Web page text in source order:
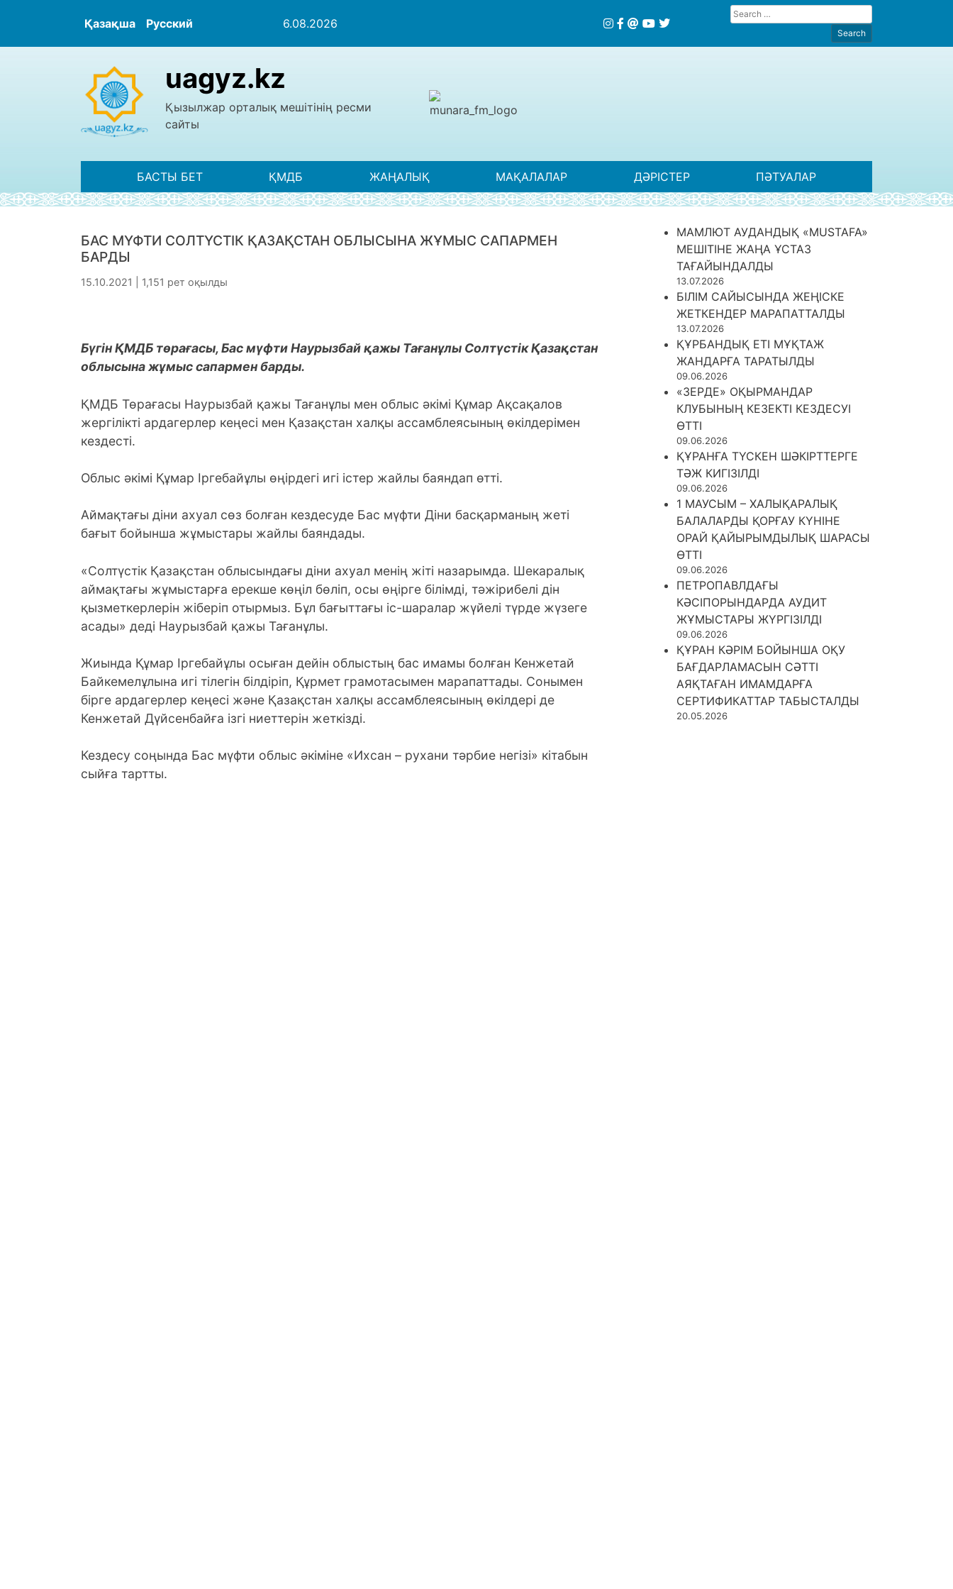
Қазақша Русский 6.08.2026
uagyz.kz
Қызылжар орталық мешітінің ресми
сайты
БАСТЫ БЕТ ҚМДБ ЖАҢАЛЫҚ МАҚАЛАЛАР ДӘРІСТЕР ПӘТУАЛАР
БАС МҮФТИ СОЛТҮСТІК ҚАЗАҚСТАН ОБЛЫСЫНА ЖҰМЫС САПАРМЕН
БАРДЫ
15.10.2021 | 1,151 рет оқылды
Бүгін ҚМДБ төрағасы, Бас мүфти Наурызбай қажы Тағанұлы Солтүстік Қазақстан
облысына жұмыс сапармен барды.
ҚМДБ Төрағасы Наурызбай қажы Тағанұлы мен облыс әкімі Құмар Ақсақалов
жергілікті ардагерлер кеңесі мен Қазақстан халқы ассамблеясының өкілдерімен
кездесті.
Облыс әкімі Құмар Іргебайұлы өңірдегі игі істер жайлы баяндап өтті.
Аймақтағы діни ахуал сөз болған кездесуде Бас мүфти Діни басқарманың жеті
бағыт бойынша жұмыстары жайлы баяндады.
«Солтүстік Қазақстан облысындағы діни ахуал менің жіті назарымда. Шекаралық
аймақтағы жұмыстарға ерекше көңіл бөліп, осы өңірге білімді, тәжірибелі дін
қызметкерлерін жіберіп отырмыз. Бұл бағыттағы іс-шаралар жүйелі түрде жүзеге
асады» деді Наурызбай қажы Тағанұлы.
Жиында Құмар Іргебайұлы осыған дейін облыстың бас имамы болған Кенжетай
Байкемелұлына игі тілегін білдіріп, Құрмет грамотасымен марапаттады. Сонымен
бірге ардагерлер кеңесі және Қазақстан халқы ассамблеясының өкілдері де
Кенжетай Дүйсенбайға ізгі ниеттерін жеткізді.
Кездесу соңында Бас мүфти облыс әкіміне «Ихсан – рухани тәрбие негізі» кітабын
сыйға тартты.
МАМЛЮТ АУДАНДЫҚ «MUSTAFA»
МЕШІТІНЕ ЖАҢА ҰСТАЗ
ТАҒАЙЫНДАЛДЫ
13.07.2026
БІЛІМ САЙЫСЫНДА ЖЕҢІСКЕ
ЖЕТКЕНДЕР МАРАПАТТАЛДЫ
13.07.2026
ҚҰРБАНДЫҚ ЕТІ МҰҚТАЖ
ЖАНДАРҒА ТАРАТЫЛДЫ
09.06.2026
«ЗЕРДЕ» ОҚЫРМАНДАР
КЛУБЫНЫҢ КЕЗЕКТІ КЕЗДЕСУІ
ӨТТІ
09.06.2026
ҚҰРАНҒА ТҮСКЕН ШӘКІРТТЕРГЕ
ТӘЖ КИГІЗІЛДІ
09.06.2026
1 МАУСЫМ – ХАЛЫҚАРАЛЫҚ
БАЛАЛАРДЫ ҚОРҒАУ КҮНІНЕ
ОРАЙ ҚАЙЫРЫМДЫЛЫҚ ШАРАСЫ
ӨТТІ
09.06.2026
ПЕТРОПАВЛДАҒЫ
КӘСІПОРЫНДАРДА АУДИТ
ЖҰМЫСТАРЫ ЖҮРГІЗІЛДІ
09.06.2026
ҚҰРАН КӘРІМ БОЙЫНША ОҚУ
БАҒДАРЛАМАСЫН СӘТТІ
АЯҚТАҒАН ИМАМДАРҒА
СЕРТИФИКАТТАР ТАБЫСТАЛДЫ
20.05.2026